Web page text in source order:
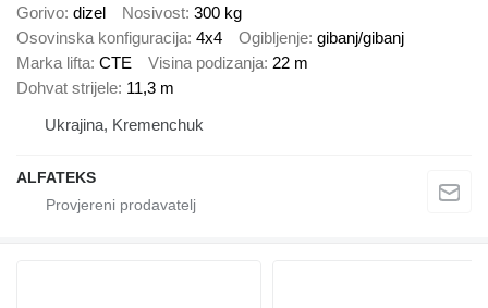
Gorivo dizel Nosivost 300 kg
Osovinska konfiguracija 4x4 Ogibljenje gibanj/gibanj
Marka lifta CTE Visina podizanja 22 m
Dohvat strijele 11,3 m
Ukrajina, Kremenchuk
ALFATEKS